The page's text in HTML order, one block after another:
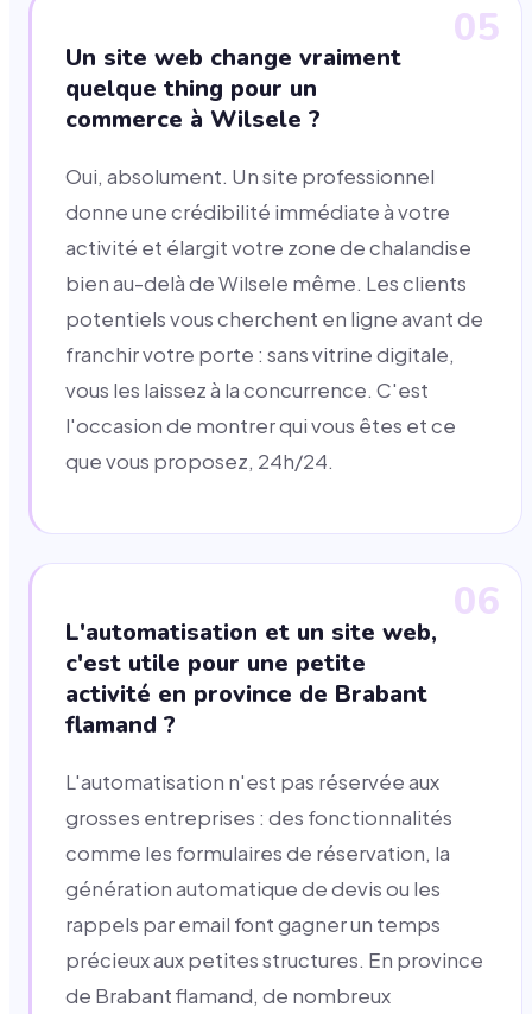
05
Un site web change vraiment
quelque thing pour un
commerce à Wilsele ?
Oui, absolument. Un site professionnel
donne une crédibilité immédiate à votre
activité et élargit votre zone de chalandise
bien au-delà de Wilsele même. Les clients
potentiels vous cherchent en ligne avant de
franchir votre porte : sans vitrine digitale,
vous les laissez à la concurrence. C'est
l'occasion de montrer qui vous êtes et ce
que vous proposez, 24h/24.
06
L'automatisation et un site web,
c'est utile pour une petite
activité en province de Brabant
flamand ?
L'automatisation n'est pas réservée aux
grosses entreprises : des fonctionnalités
comme les formulaires de réservation, la
génération automatique de devis ou les
rappels par email font gagner un temps
précieux aux petites structures. En province
de Brabant flamand, de nombreux